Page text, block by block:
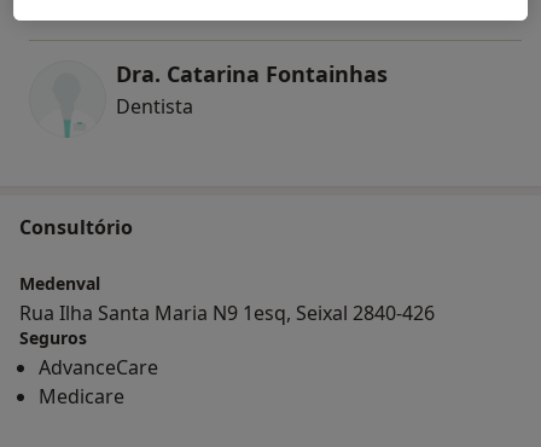
Dra. Catarina Fontainhas
Dentista
Consultório
Medenval
Rua Ilha Santa Maria N9 1esq, Seixal 2840-426
Seguros
AdvanceCare
Medicare